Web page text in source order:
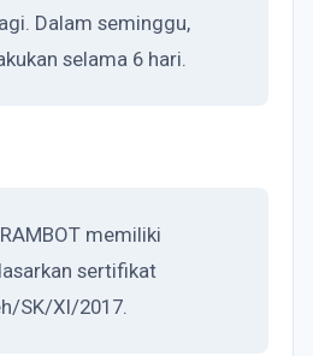
Dalam seminggu,
selama 6 hari.
RAMBOT memiliki
sertifikat
SK/XI/2017.